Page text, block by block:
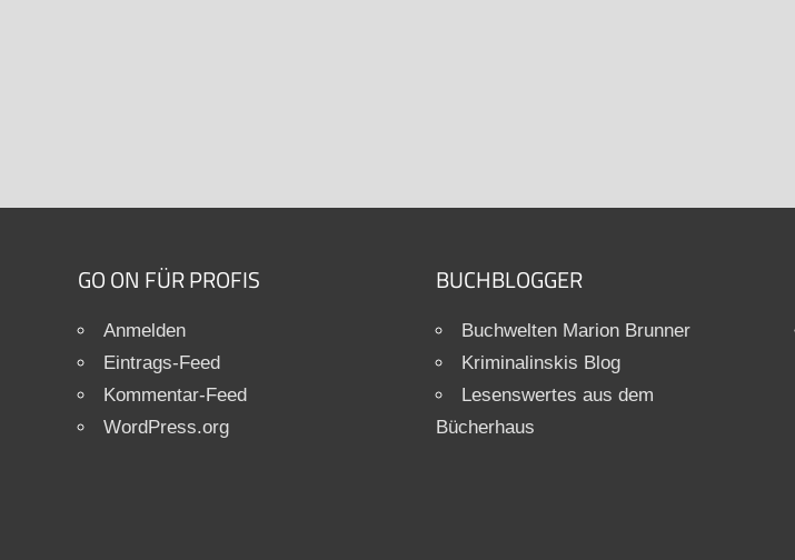
GO ON FÜR PROFIS
Anmelden
Eintrags-Feed
Kommentar-Feed
WordPress.org
BUCHBLOGGER
Buchwelten Marion Brunner
Kriminalinskis Blog
Lesenswertes aus dem
Bücherhaus